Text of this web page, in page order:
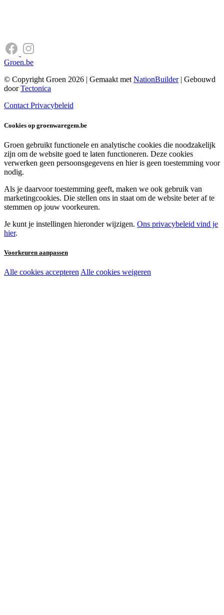
Groen.be
© Copyright Groen 2026 | Gemaakt metNationBuilder| Gebouwd
doorTectonica
ContactPrivacybeleid
Cookies op groenwaregem.be
Groen gebruikt functionele en analytische cookies die noodzakelijk
zijn om de website goed te laten functioneren. Deze cookies
verwerken geen persoonsgegevens en hier is geen toestemming voor
nodig.
Als je daarvoor toestemming geeft, maken we ook gebruik van
marketingcookies. Die stellen ons in staat om de website beter af te
stemmen op jouw voorkeuren.
Je kunt je instellingen hieronder wijzigen. Ons privacybeleid vind je
hier.
Voorkeuren aanpassen
Noodzakelijke cookies:
Alle cookies accepteren Alle cookies weigeren